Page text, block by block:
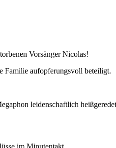
Vorsänger Nicolas!
Familie aufopferungsvoll beteiligt.
leidenschaftlich
im Minutentakt.